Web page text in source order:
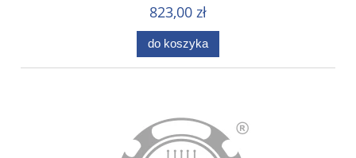
823,00 zł
do koszyka